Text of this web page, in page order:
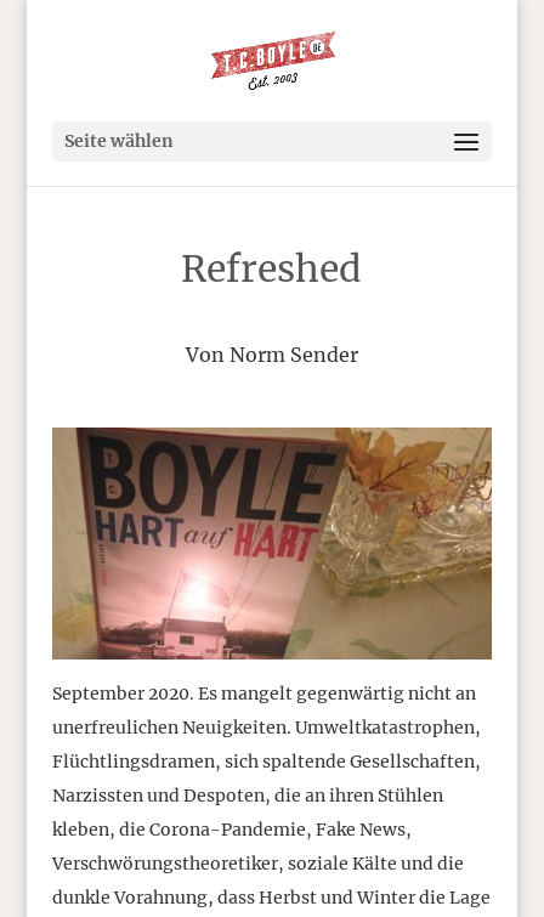
Seite wählen
Refreshed
Von Norm Sender
September 2020. Es mangelt gegenwärtig nicht an
unerfreulichen Neuigkeiten. Umweltkatastrophen,
Flüchtlingsdramen, sich spaltende Gesellschaften,
Narzissten und Despoten, die an ihren Stühlen
kleben, die Corona-Pandemie, Fake News,
Verschwörungstheoretiker, soziale Kälte und die
dunkle Vorahnung, dass Herbst und Winter die Lage